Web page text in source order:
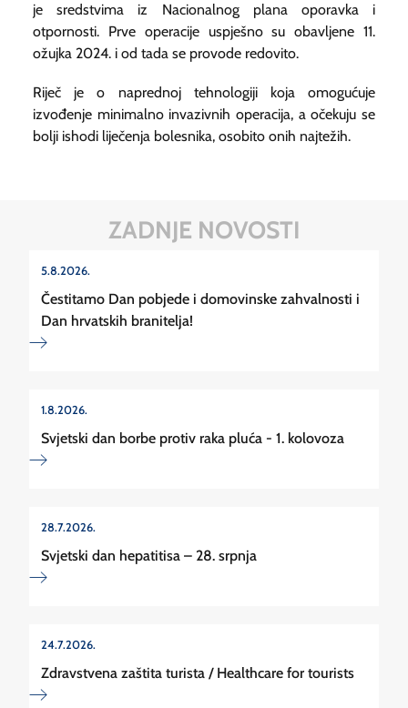
je sredstvima iz Nacionalnog plana oporavka i
otpornosti. Prve operacije uspješno su obavljene 11.
ožujka 2024. i od tada se provode redovito.
Riječ je o naprednoj tehnologiji koja omogućuje
izvođenje minimalno invazivnih operacija, a očekuju se
bolji ishodi liječenja bolesnika, osobito onih najtežih.
ZADNJE NOVOSTI
5.8.2026.
Čestitamo Dan pobjede i domovinske zahvalnosti i
Dan hrvatskih branitelja!
1.8.2026.
Svjetski dan borbe protiv raka pluća - 1. kolovoza
28.7.2026.
Svjetski dan hepatitisa – 28. srpnja
24.7.2026.
Zdravstvena zaštita turista / Healthcare for tourists